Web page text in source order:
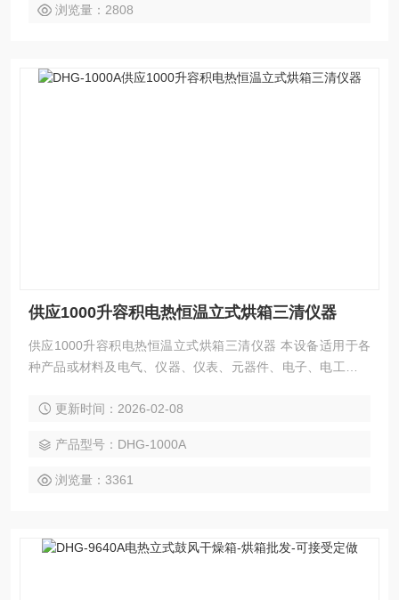
浏览量：2808
供应1000升容积电热恒温立式烘箱三清仪器
供应1000升容积电热恒温立式烘箱三清仪器 本设备适用于各
种产品或材料及电气、仪器、仪表、元器件、电子、电工及汽
环境条件下作干燥处理和各种恒温适应性试验。
更新时间：2026-02-08
产品型号：DHG-1000A
浏览量：3361